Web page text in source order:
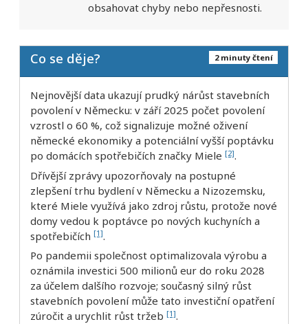
obsahovat chyby nebo nepřesnosti.
2 minuty čtení
Co se děje?
Nejnovější data ukazují prudký nárůst stavebních
povolení v Německu: v září 2025 počet povolení
vzrostl o 60 %, což signalizuje možné oživení
německé ekonomiky a potenciální vyšší poptávku
po domácích spotřebičích značky Miele [2].
Dřívější zprávy upozorňovaly na postupné
zlepšení trhu bydlení v Německu a Nizozemsku,
které Miele využívá jako zdroj růstu, protože nové
domy vedou k poptávce po nových kuchyních a
spotřebičích [1].
Po pandemii společnost optimalizovala výrobu a
oznámila investici 500 milionů eur do roku 2028
za účelem dalšího rozvoje; současný silný růst
stavebních povolení může tato investiční opatření
zúročit a urychlit růst tržeb [1].